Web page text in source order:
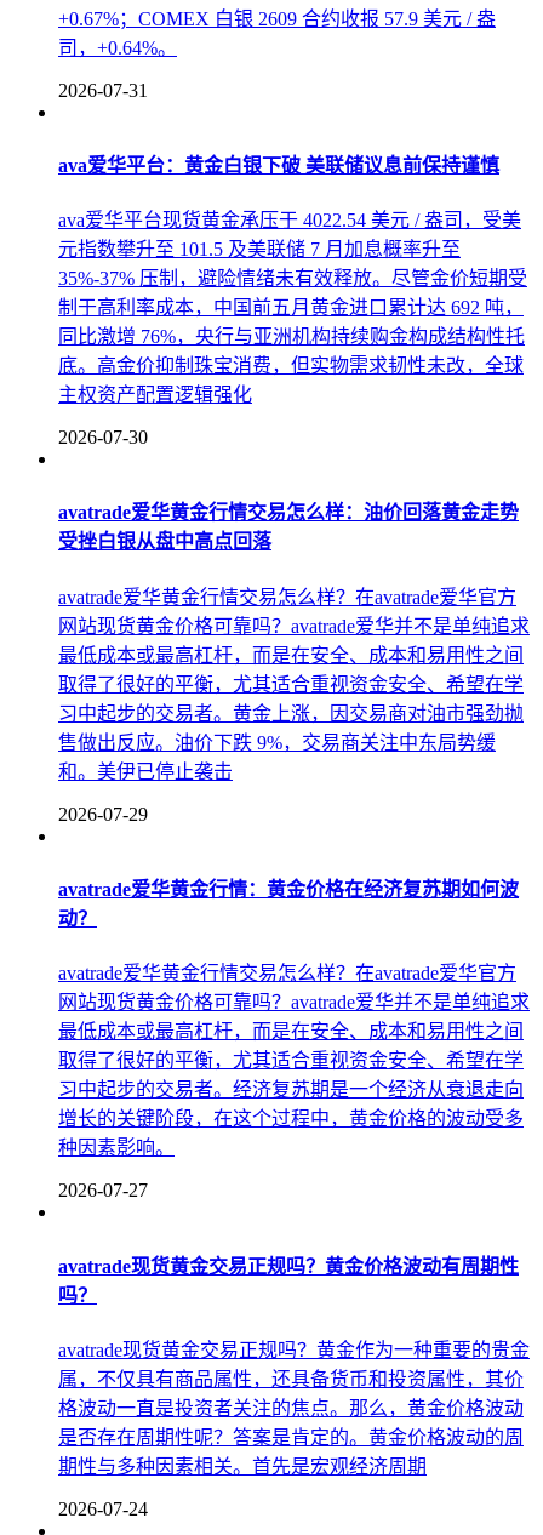
+0.67%；COMEX 白银 2609 合约收报 57.9 美元 / 盎
司，+0.64%。
2026-07-31
ava爱华平台：黄金白银下破 美联储议息前保持谨慎
ava爱华平台现货黄金承压于 4022.54 美元 / 盎司，受美
元指数攀升至 101.5 及美联储 7 月加息概率升至
35%-37% 压制，避险情绪未有效释放。尽管金价短期受
制于高利率成本，中国前五月黄金进口累计达 692 吨，
同比激增 76%，央行与亚洲机构持续购金构成结构性托
底。高金价抑制珠宝消费，但实物需求韧性未改，全球
主权资产配置逻辑强化
2026-07-30
avatrade爱华黄金行情交易怎么样：油价回落黄金走势
受挫白银从盘中高点回落
avatrade爱华黄金行情交易怎么样？在avatrade爱华官方
网站现货黄金价格可靠吗？‌‌avatrade爱华并不是单纯追求
最低成本或最高杠杆，而是在安全、成本和易用性之间
取得了很好的平衡，尤其适合重视资金安全、希望在学
习中起步的交易者。黄金上涨，因交易商对油市强劲抛
售做出反应。油价下跌 9%，交易商关注中东局势缓
和。美伊已停止袭击
2026-07-29
avatrade爱华黄金行情：黄金价格在经济复苏期如何波
动？
avatrade爱华黄金行情交易怎么样？在avatrade爱华官方
网站现货黄金价格可靠吗？‌‌avatrade爱华并不是单纯追求
最低成本或最高杠杆，而是在安全、成本和易用性之间
取得了很好的平衡，尤其适合重视资金安全、希望在学
习中起步的交易者。经济复苏期是一个经济从衰退走向
增长的关键阶段，在这个过程中，黄金价格的波动受多
种因素影响。
2026-07-27
avatrade现货黄金交易正规吗？黄金价格波动有周期性
吗？
avatrade现货黄金交易正规吗？黄金作为一种重要的贵金
属，不仅具有商品属性，还具备货币和投资属性，其价
格波动一直是投资者关注的焦点。那么，黄金价格波动
是否存在周期性呢？答案是肯定的。黄金价格波动的周
期性与多种因素相关。首先是宏观经济周期
2026-07-24